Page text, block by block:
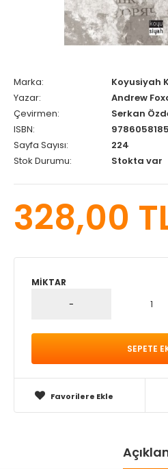
Marka:
Koyusiyah
Yazar:
Andrew
Çevirmen:
Serkan
ISBN:
Sayfa Sayısı:
224
Stok Durumu:
Stokta var
328,00
MIKTAR
Favorilere Ekle